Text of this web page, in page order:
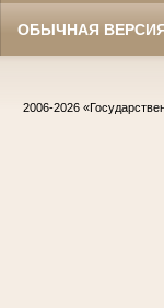
ОБЫЧНАЯ
2006-2026